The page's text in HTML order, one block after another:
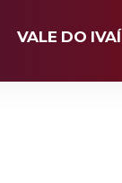
VALE DO IVAÍ